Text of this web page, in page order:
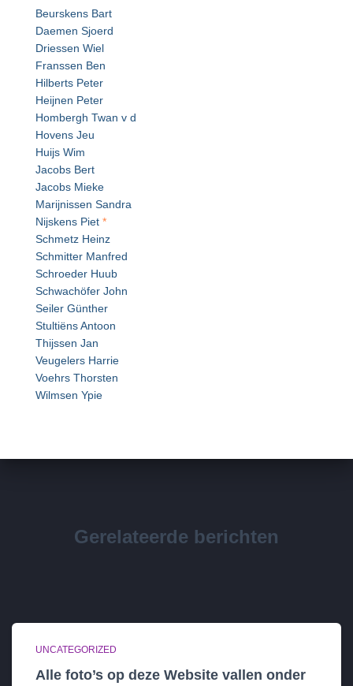
Beurskens Bart
Daemen Sjoerd
Driessen Wiel
Franssen Ben
Hilberts Peter
Heijnen Peter
Hombergh Twan v d
Hovens Jeu
Huijs Wim
Jacobs Bert
Jacobs Mieke
Marijnissen Sandra
Nijskens Piet *
Schmetz Heinz
Schmitter Manfred
Schroeder Huub
Schwachöfer John
Seiler Günther
Stultiëns Antoon
Thijssen Jan
Veugelers Harrie
Voehrs Thorsten
Wilmsen Ypie
Gerelateerde berichten
UNCATEGORIZED
Alle foto’s op deze Website vallen onder